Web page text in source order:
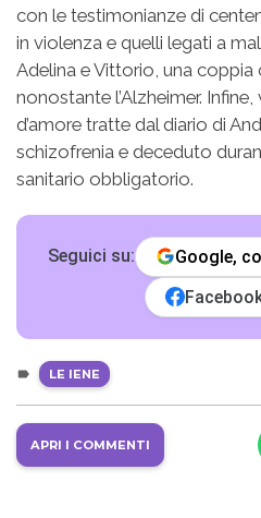
con le testimonianze di
in violenza e quelli legati a
Adelina e Vittorio, una coppia
nonostante l’Alzheimer.
d’amore tratte dal diario di
schizofrenia e deceduto
sanitario obbligatorio.
Seguici su: Google,
LE IENE
APRI I COMMENTI